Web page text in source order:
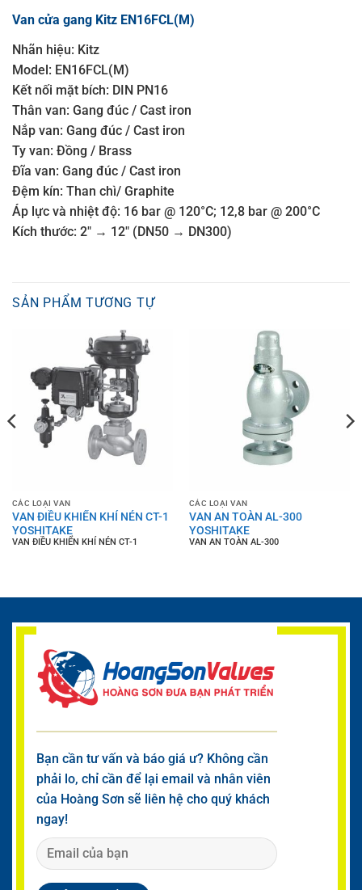
Van cửa gang Kitz EN16FCL(M)
Nhãn hiệu: Kitz
Model: EN16FCL(M)
Kết nối mặt bích: DIN PN16
Thân van: Gang đúc / Cast iron
Nắp van: Gang đúc / Cast iron
Ty van: Đồng / Brass
Đĩa van: Gang đúc / Cast iron
Đệm kín: Than chì/ Graphite
Áp lực và nhiệt độ: 16 bar @ 120°C; 12,8 bar @ 200°C
Kích thước: 2″ → 12″ (DN50 → DN300)
SẢN PHẨM TƯƠNG TỰ
CÁC LOẠI VAN
VAN ĐIỀU KHIỂN KHÍ NÉN CT-1
YOSHITAKE
VAN ĐIỀU KHIỂN KHÍ NÉN CT-1
CÁC LOẠI VAN
VAN AN TOÀN AL-300
YOSHITAKE
VAN AN TOÀN AL-300
Bạn cần tư vấn và báo giá ư? Không cần
phải lo, chỉ cần để lại email và nhân viên
của Hoàng Sơn sẽ liên hệ cho quý khách
ngay!